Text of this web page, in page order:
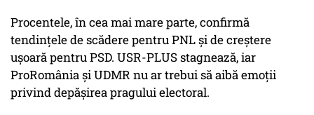
Procentele, în cea mai mare parte, confirmă
tendințele de scădere pentru PNL și de creștere
ușoară pentru PSD. USR-PLUS stagnează, iar
ProRomânia și UDMR nu ar trebui să aibă emoții
privind depășirea pragului electoral.